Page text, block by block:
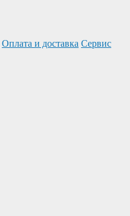
Оплата и доставка Сервис